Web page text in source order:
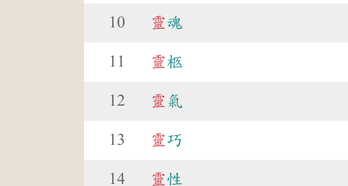
10 靈魂
11 靈柩
12 靈 氣
13 靈巧
14 靈性